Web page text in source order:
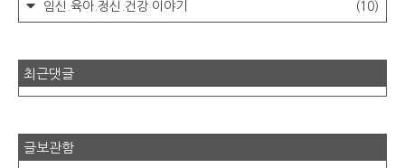
임신.육아.정신.건강 이야기 (10)
최근댓글
글보관함